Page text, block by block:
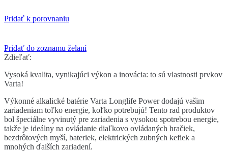
Pridať k porovnaniu
Pridať do zoznamu želaní
Zdieľať:
Vysoká kvalita, vynikajúci výkon a inovácia: to sú vlastnosti prvkov
Varta!
Výkonné alkalické batérie Varta Longlife Power dodajú vašim
zariadeniam toľko energie, koľko potrebujú! Tento rad produktov
bol špeciálne vyvinutý pre zariadenia s vysokou spotrebou energie,
takže je ideálny na ovládanie diaľkovo ovládaných hračiek,
bezdrôtových myší, bateriek, elektrických zubných kefiek a
mnohých ďalších zariadení.